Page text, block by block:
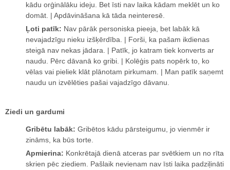
kādu orģinālāku ideju. Bet īsti nav laika kādam meklēt un ko
domāt. | Apdāvināšana kā tāda neinteresē.
Ļoti patīk: Nav pārāk personiska pieeja, bet labāk kā
nevajadzīgu nieku izšķērdība. | Forši, ka pašam ikdienas
steigā nav nekas jādara. | Patīk, jo katram tiek konverts ar
naudu. Pērc dāvanā ko gribi. | Kolēģis pats nopērk to, ko
vēlas vai pieliek klāt plānotam pirkumam. | Man patīk saņemt
naudu un izvēlēties pašai vajadzīgo dāvanu.
Ziedi un gardumi
Gribētu labāk: Gribētos kādu pārsteigumu, jo vienmēr ir
zināms, ka būs torte.
Apmierina: Konkrētajā dienā atceras par svētkiem un no rīta
skrien pēc ziediem. Pašlaik nevienam nav īsti laika padziļināti